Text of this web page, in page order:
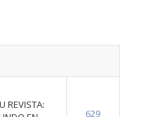
REVISTA:
629